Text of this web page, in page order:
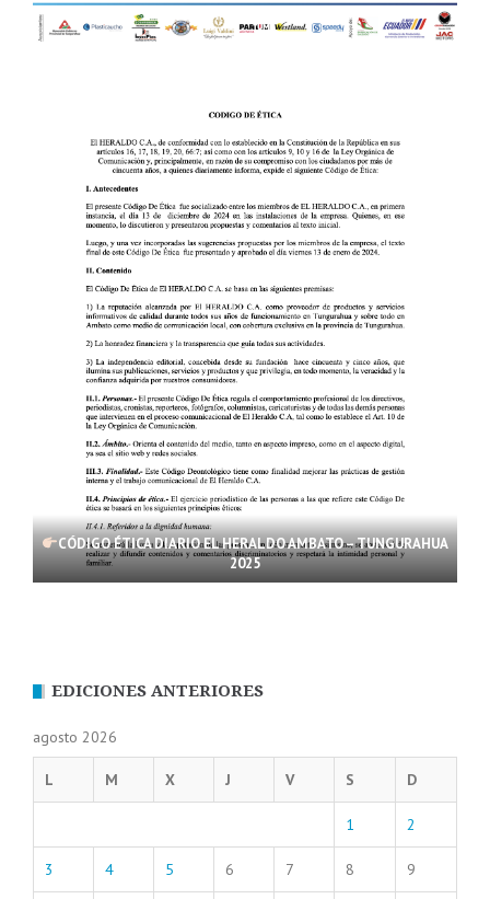
CÓDIGO ÉTICA DIARIO EL HERALDO AMBATO – TUNGURAHUA
2025
EDICIONES ANTERIORES
agosto 2026
L M X J V S D
1 2
3 4 5 6 7 8 9